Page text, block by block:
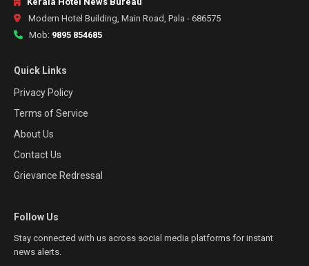
Modern Hotel Building, Main Road, Pala - 686575
Mob: 9895 854685
Quick Links
Privacy Policy
Terms of Service
About Us
Contact Us
Grievance Redressal
Follow Us
Stay connected with us across social media platforms for instant
news alerts.